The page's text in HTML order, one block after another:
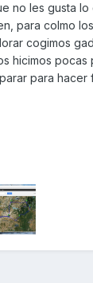
no les gusta
para colmo
cogimos
hicimos
para hacer